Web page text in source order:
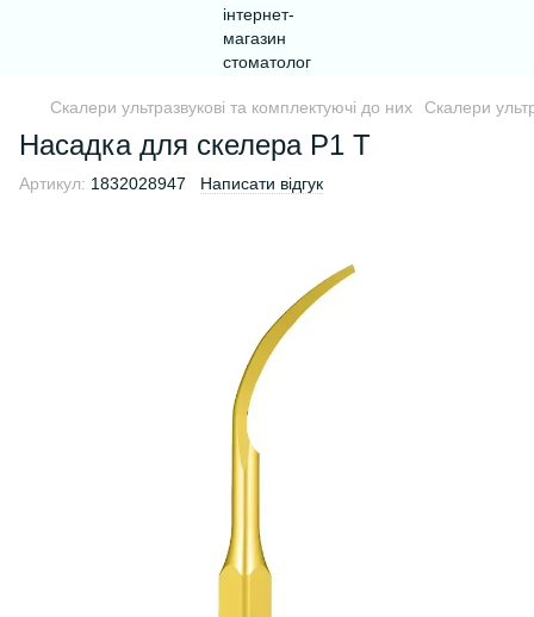
Скалери ультразвукові та комплектуючі до них Скалери
Насадка для скелера P1 Т
Артикул: 1832028947 Написати відгук